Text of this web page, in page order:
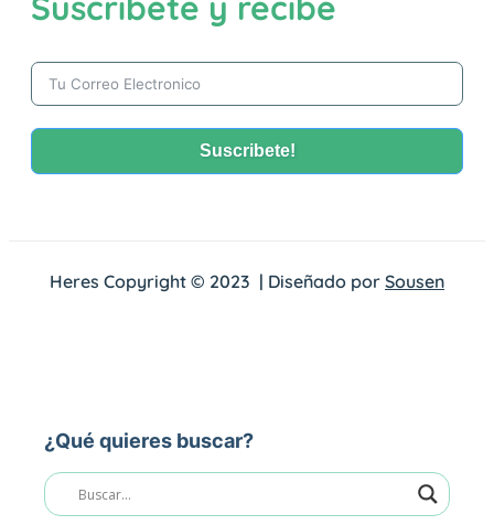
Suscribete!
Heres Copyright © 2023 | Diseñado por Sousen
¿Qué quieres buscar?